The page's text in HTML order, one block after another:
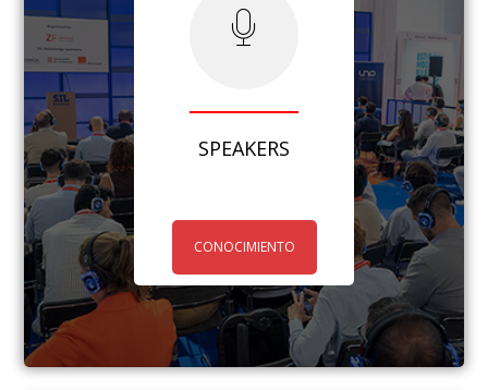
SPEAKERS
CONOCIMIENTO